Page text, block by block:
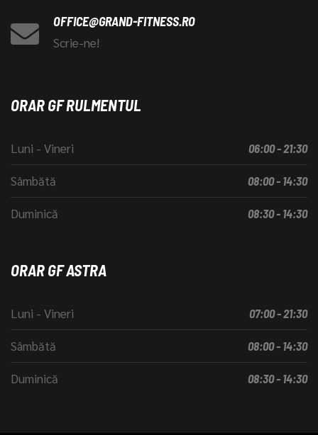
OFFICE@GRAND-FITNESS.RO
Scrie-ne!
ORAR GF RULMENTUL
Luni - Vineri 06:00 - 21:30
Sâmbătă 08:00 - 14:30
Duminică 08:30 - 14:30
ORAR GF ASTRA
Luni - Vineri 07:00 - 21:30
Sâmbătă 08:00 - 14:30
Duminică 08:30 - 14:30